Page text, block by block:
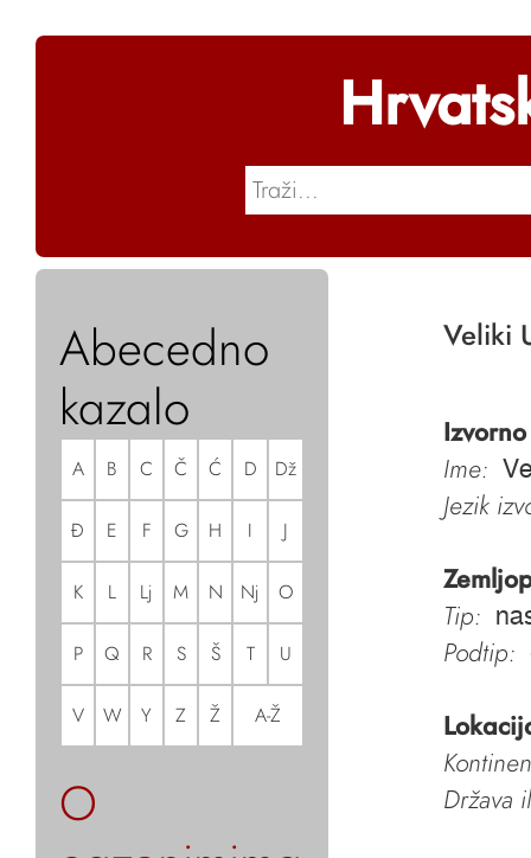
Abecedno
kazalo
A B C Č Ć D Dž
Đ E F G H I J
K L Lj M N Nj O
P Q R S Š T U
V W Y Z Ž A-Ž
O
Veliki
Ime:
Jezik
Tip:
Podtip:
Država